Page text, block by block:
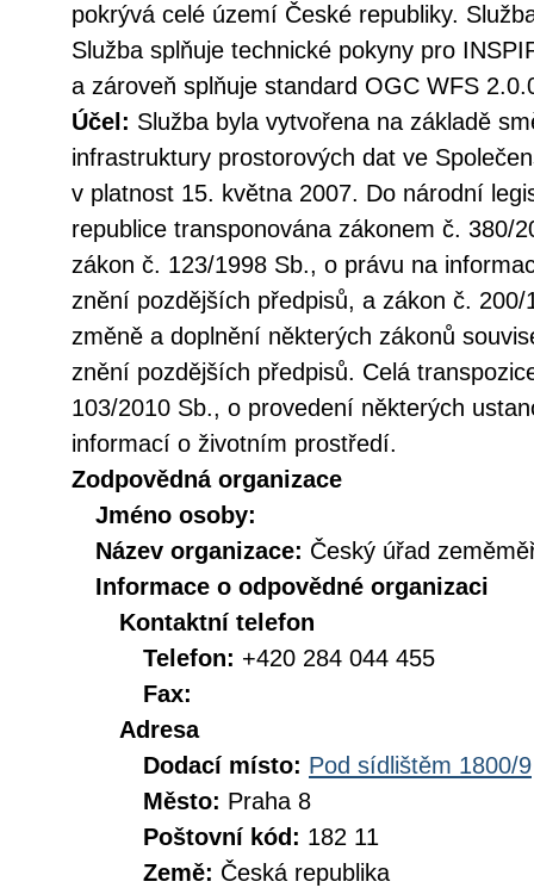
pokrývá celé území České republiky.
Služba splňuje technické pokyny pro
a zároveň splňuje standard OGC WFS
Účel: Služba byla vytvořena na základě
infrastruktury prostorových dat ve
v platnost 15. května 2007. Do národní
republice transponována zákonem č. 380/
zákon č. 123/1998 Sb., o právu na
znění pozdějších předpisů, a zákon č.
změně a doplnění některých zákonů
znění pozdějších předpisů. Celá
103/2010 Sb., o provedení některých
informací o životním prostředí.
Zodpovědná organizace
Jméno osoby:
Název organizace: Český úřad
Informace o odpovědné organizaci
Kontaktní telefon
Telefon: +420 284 044 455
Fax:
Adresa
Dodací místo: Pod sídlištěm 1800/9
Město: Praha 8
Poštovní kód: 182 11
Země: Česká republika